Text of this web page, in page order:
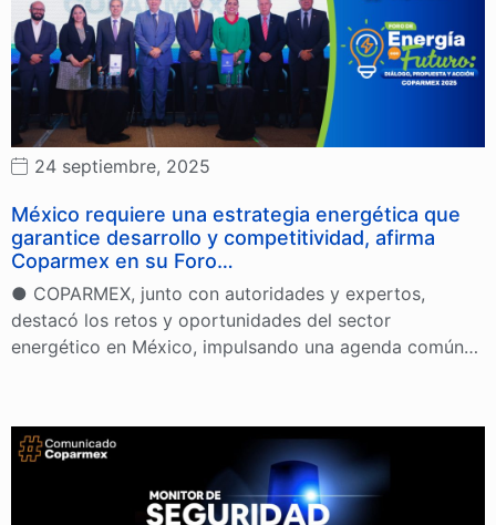
24 septiembre, 2025
México requiere una estrategia energética que
garantice desarrollo y competitividad, afirma
Coparmex en su Foro…
● COPARMEX, junto con autoridades y expertos,
destacó los retos y oportunidades del sector
energético en México, impulsando una agenda común…